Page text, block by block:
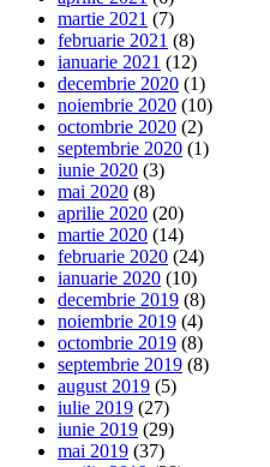
martie 2021 (7)
februarie 2021 (8)
ianuarie 2021 (12)
decembrie 2020 (1)
noiembrie 2020 (10)
octombrie 2020 (2)
septembrie 2020 (1)
iunie 2020 (3)
mai 2020 (8)
aprilie 2020 (20)
martie 2020 (14)
februarie 2020 (24)
ianuarie 2020 (10)
decembrie 2019 (8)
noiembrie 2019 (4)
octombrie 2019 (8)
septembrie 2019 (8)
august 2019 (5)
iulie 2019 (27)
iunie 2019 (29)
mai 2019 (37)